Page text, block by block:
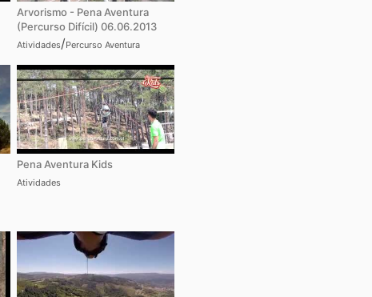
Arvorismo - Pena Aventura
(Percurso Difícil) 06.06.2013
Atividades/Percurso Aventura
Pena Aventura Kids
Atividades